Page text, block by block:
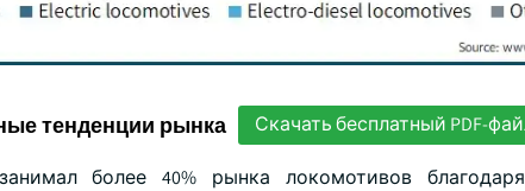
тенденции рынка Скачать бесплатный PDF-
более 40% рынка локомотивов